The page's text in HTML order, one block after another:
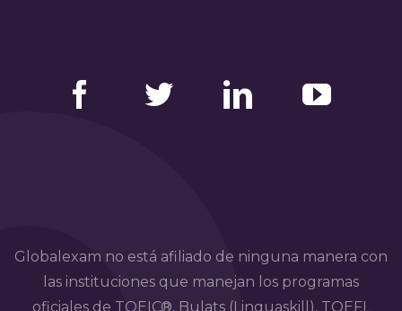
Globalexam no está afiliado de ninguna manera con
las instituciones que manejan los programas
oficiales de TOEIC®, Bulats (Linguaskill), TOEFL